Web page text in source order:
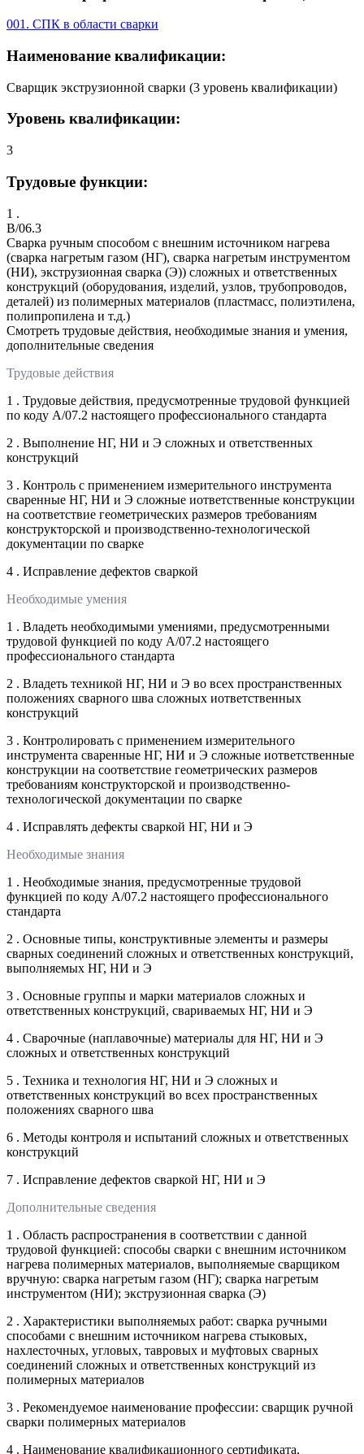
001. СПК в области сварки
Наименование квалификации:
Сварщик экструзионной сварки (3 уровень квалификации)
Уровень квалификации:
3
Трудовые функции:
1 .
B/06.3
Сварка ручным способом с внешним источником нагрева
(сварка нагретым газом (НГ), сварка нагретым инструментом
(НИ), экструзионная сварка (Э)) сложных и ответственных
конструкций (оборудования, изделий, узлов, трубопроводов,
деталей) из полимерных материалов (пластмасс, полиэтилена,
полипропилена и т.д.)
Смотреть трудовые действия, необходимые знания и умения,
дополнительные сведения
Трудовые действия
1 . Трудовые действия, предусмотренные трудовой функцией
по коду А/07.2 настоящего профессионального стандарта
2 . Выполнение НГ, НИ и Э сложных и ответственных
конструкций
3 . Контроль с применением измерительного инструмента
сваренные НГ, НИ и Э сложные иответственные конструкции
на соответствие геометрических размеров требованиям
конструкторской и производственно-технологической
документации по сварке
4 . Исправление дефектов сваркой
Необходимые умения
1 . Владеть необходимыми умениями, предусмотренными
трудовой функцией по коду А/07.2 настоящего
профессионального стандарта
2 . Владеть техникой НГ, НИ и Э во всех пространственных
положениях сварного шва сложных иответственных
конструкций
3 . Контролировать с применением измерительного
инструмента сваренные НГ, НИ и Э сложные иответственные
конструкции на соответствие геометрических размеров
требованиям конструкторской и производственно-
технологической документации по сварке
4 . Исправлять дефекты сваркой НГ, НИ и Э
Необходимые знания
1 . Необходимые знания, предусмотренные трудовой
функцией по коду А/07.2 настоящего профессионального
стандарта
2 . Основные типы, конструктивные элементы и размеры
сварных соединений сложных и ответственных конструкций,
выполняемых НГ, НИ и Э
3 . Основные группы и марки материалов сложных и
ответственных конструкций, свариваемых НГ, НИ и Э
4 . Сварочные (наплавочные) материалы для НГ, НИ и Э
сложных и ответственных конструкций
5 . Техника и технология НГ, НИ и Э сложных и
ответственных конструкций во всех пространственных
положениях сварного шва
6 . Методы контроля и испытаний сложных и ответственных
конструкций
7 . Исправление дефектов сваркой НГ, НИ и Э
Дополнительные сведения
1 . Область распространения в соответствии с данной
трудовой функцией: способы сварки с внешним источником
нагрева полимерных материалов, выполняемые сварщиком
вручную: сварка нагретым газом (НГ); сварка нагретым
инструментом (НИ); экструзионная сварка (Э)
2 . Характеристики выполняемых работ: сварка ручными
способами с внешним источником нагрева стыковых,
нахлесточных, угловых, тавровых и муфтовых сварных
соединений сложных и ответственных конструкций из
полимерных материалов
3 . Рекомендуемое наименование профессии: сварщик ручной
сварки полимерных материалов
4 . Наименование квалификационного сертификата,